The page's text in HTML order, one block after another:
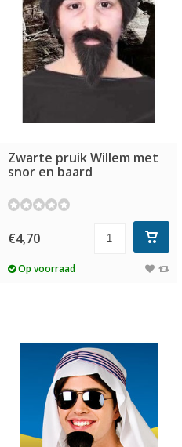
Zwarte pruik Willem met
snor en baard
€4,70
Op voorraad